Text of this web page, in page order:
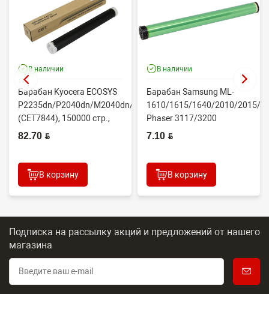
В наличии
Барабан Kyocera ECOSYS
P2235dn/P2040dn/M2040dn/M2540dw
(CET7844), 150000 стр.,
Япония
82.70 BYN
В корзину
В наличии
Барабан Samsung ML-
1610/1615/1640/2010/2015/
Phaser 3117/3200
(CONTENT)
7.10 BYN
В корзину
Подписка на рассылку акций и предложений от нашего
магазина